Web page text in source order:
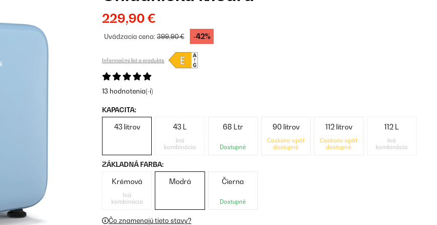
229,90 €
Uvádzacia cena:399,90 € -42%
Informačný list o produkte
13 hodnotenia(-í)
KAPACITA:
43 litrov 43 L
Iná
kombinácia
68 Ltr
Dostupné
90 litrov
Čoskoro opäť
dostupné
112 litrov
Čoskoro opäť
dostupné
112 L
Iná
kombinácia
ZÁKLADNÁ FARBA:
Krémová
Iná
kombinácia
Modrá Čierna
Dostupné
Čo znamenajú tieto stavy?